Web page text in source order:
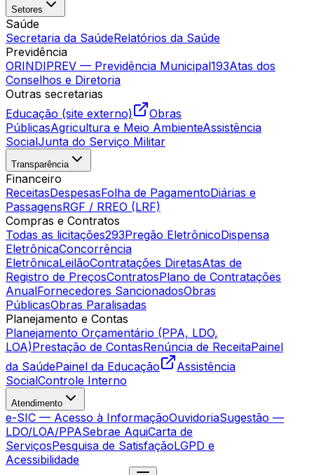
Setores
Saúde
Secretaria da SaúdeRelatórios da Saúde
Previdência
ORINDIPREV — Previdência Municipal193Atas dos
Conselhos e Diretoria
Outras secretarias
Educação (site externo)
Obras
PúblicasAgricultura e Meio AmbienteAssistência
SocialJunta do Serviço Militar
Transparência
Financeiro
ReceitasDespesasFolha de PagamentoDiárias e
PassagensRGF / RREO (LRF)
Compras e Contratos
Todas as licitações293Pregão EletrônicoDispensa
EletrônicaConcorrência
EletrônicaLeilãoContratações DiretasAtas de
Registro de PreçosContratosPlano de Contratações
AnualFornecedores SancionadosObras
PúblicasObras Paralisadas
Planejamento e Contas
Planejamento Orçamentário (PPA, LDO,
LOA)Prestação de ContasRenúncia de ReceitaPainel
da SaúdePainel da Educação
Assistência
SocialControle Interno
Atendimento
e-SIC — Acesso à InformaçãoOuvidoriaSugestão —
LDO/LOA/PPASebrae AquiCarta de
ServiçosPesquisa de SatisfaçãoLGPD e
Acessibilidade